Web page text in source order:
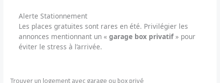
Alerte Stationnement
Les places gratuites sont rares en été. Privilégier les
annonces mentionnant un «garage box privatif» pour
éviter le stress à l’arrivée.